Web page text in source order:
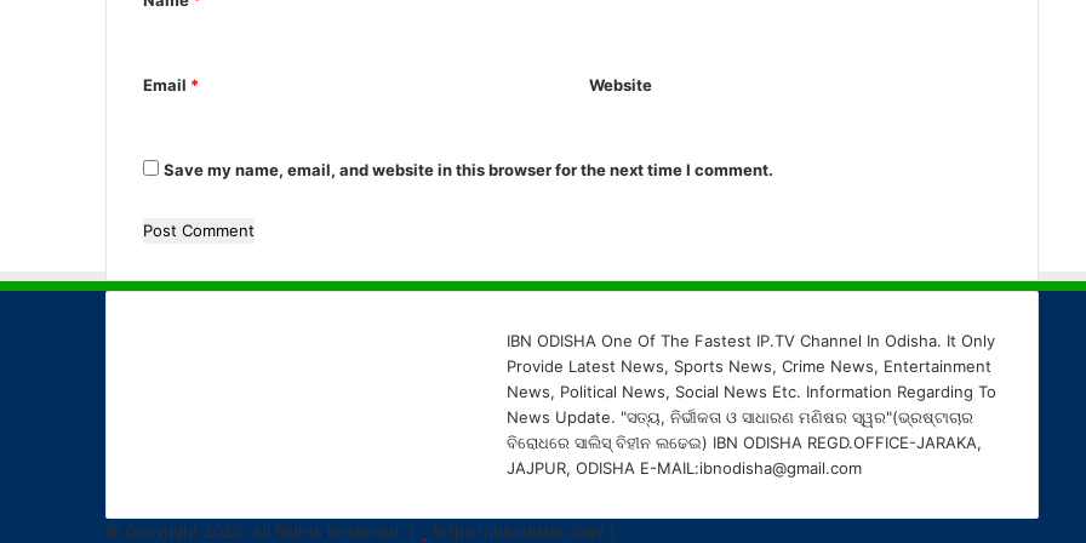
Email * Website
Save my name, email, and website in this browser for the next time I comment.
IBN ODISHA One Of The Fastest IP.TV Channel In Odisha. It Only
Provide Latest News, Sports News, Crime News, Entertainment
News, Political News, Social News Etc. Information Regarding To
News Update. "ସତ୍ୟ, ନିର୍ଭୀକତା ଓ ସାଧାରଣ ମଣିଷର ସ୍ୱର"(ଭ୍ରଷ୍ଟାଚାର
ବିରୋଧରେ ସାଲିସ୍ ବିହୀନ ଲଢେଇ) IBN ODISHA REGD.OFFICE-JARAKA,
JAJPUR, ODISHA E-MAIL:ibnodisha@gmail.com
© Copyright 2026, All Rights Reserved | https://ibnodisha.com/